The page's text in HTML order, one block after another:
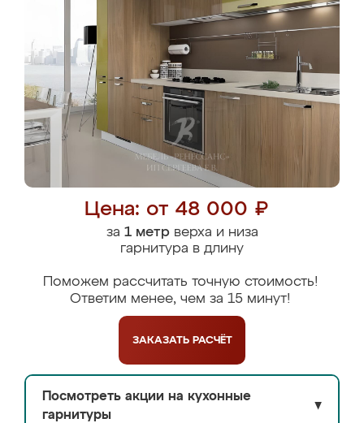
Цена: от 48 000 ₽
за 1 метрверха и низа
гарнитура в длину
Поможем рассчитать точную стоимость!
Ответим менее, чем за 15 минут!
ЗАКАЗАТЬ РАСЧЁТ
Посмотреть акции на кухонные
гарнитуры
▼